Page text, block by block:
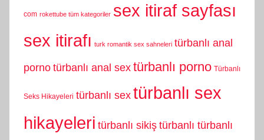
com rokettube tüm kategoriler sex itiraf sayfası
sex itirafı turk romantik sex sahneleri türbanlı anal
porno türbanlı anal sex türbanlı porno Türbanlı
Seks Hikayeleri türbanlı sex türbanlı sex
hikayeleri türbanlı sikiş türbanlı türbanlı